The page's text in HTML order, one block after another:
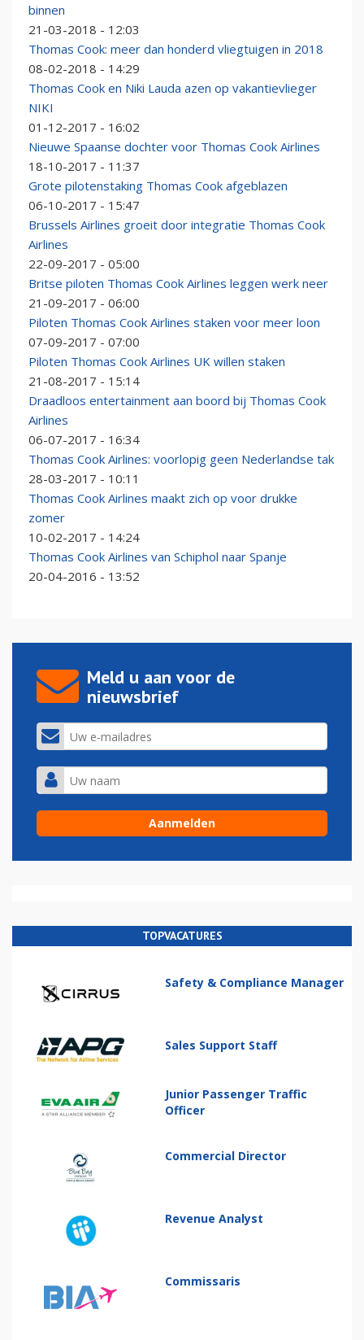
binnen
21-03-2018 - 12:03
Thomas Cook: meer dan honderd vliegtuigen in 2018
08-02-2018 - 14:29
Thomas Cook en Niki Lauda azen op vakantievlieger
NIKI
01-12-2017 - 16:02
Nieuwe Spaanse dochter voor Thomas Cook Airlines
18-10-2017 - 11:37
Grote pilotenstaking Thomas Cook afgeblazen
06-10-2017 - 15:47
Brussels Airlines groeit door integratie Thomas Cook
Airlines
22-09-2017 - 05:00
Britse piloten Thomas Cook Airlines leggen werk neer
21-09-2017 - 06:00
Piloten Thomas Cook Airlines staken voor meer loon
07-09-2017 - 07:00
Piloten Thomas Cook Airlines UK willen staken
21-08-2017 - 15:14
Draadloos entertainment aan boord bij Thomas Cook
Airlines
06-07-2017 - 16:34
Thomas Cook Airlines: voorlopig geen Nederlandse tak
28-03-2017 - 10:11
Thomas Cook Airlines maakt zich op voor drukke
zomer
10-02-2017 - 14:24
Thomas Cook Airlines van Schiphol naar Spanje
20-04-2016 - 13:52
Meld u aan voor de
nieuwsbrief
TOPVACATURES
Safety & Compliance Manager
Sales Support Staff
Junior Passenger Traffic
Officer
Commercial Director
Revenue Analyst
Commissaris